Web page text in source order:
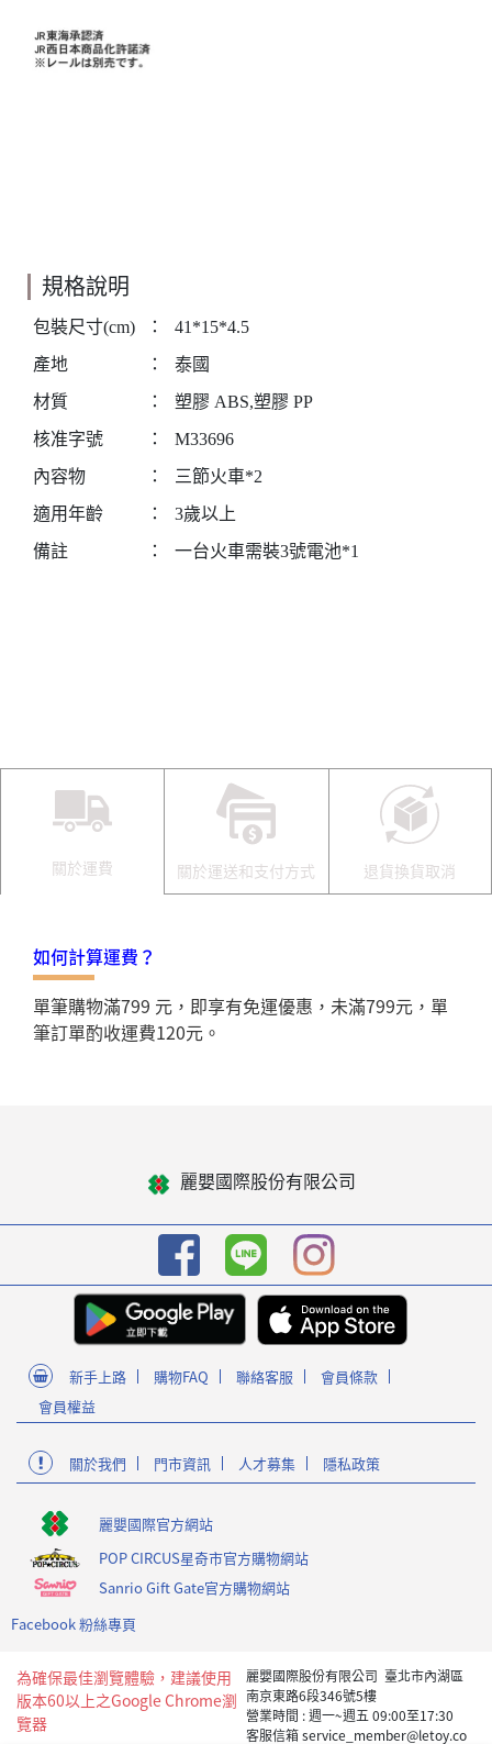
規格說明
包裝尺寸(cm) ：
41*15*4.5
產地
：
泰國
材質
：
塑膠 ABS,塑膠 PP
核准字號
：
M33696
內容物
：
三節火車*2
適用年齡
：
3歲以上
備註
： 一台火車需裝3號電池*1
關於運費 關於運送和支付方式 退貨換貨取消
如何計算運費？
單筆購物滿799 元，即享有免運優惠，未滿799元，單
筆訂單酌收運費120元。
麗嬰國際股份有限公司
新手上路 購物FAQ 聯絡客服
會員條款
會員權益
關於我們 門市資訊 人才募集 隱私政策
麗嬰國際官方網站
POP CIRCUS星奇市官方購物網站
Sanrio Gift Gate官方購物網站
Facebook 粉絲專頁
為確保最佳瀏覽體驗，建議使用
版本60以上之Google Chrome瀏
覽器
麗嬰國際股份有限公司 臺北市內湖區
南京東路6段346號5樓
營業時間 : 週一~週五 09:00至17:30
客服信箱 service_member@letoy.co